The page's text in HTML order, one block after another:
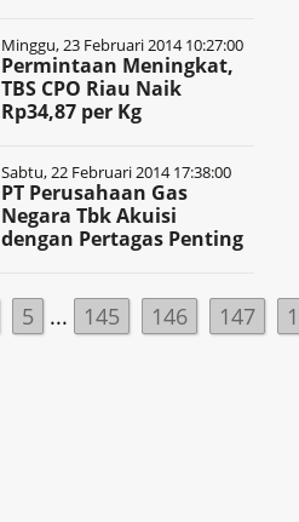
Minggu, 23 Februari 2014 10:27:00
Permintaan Meningkat,
TBS CPO Riau Naik
Rp34,87 per Kg
Sabtu, 22 Februari 2014 17:38:00
PT Perusahaan Gas
Negara Tbk Akuisi
dengan Pertagas Penting
5 ... 145 146 147